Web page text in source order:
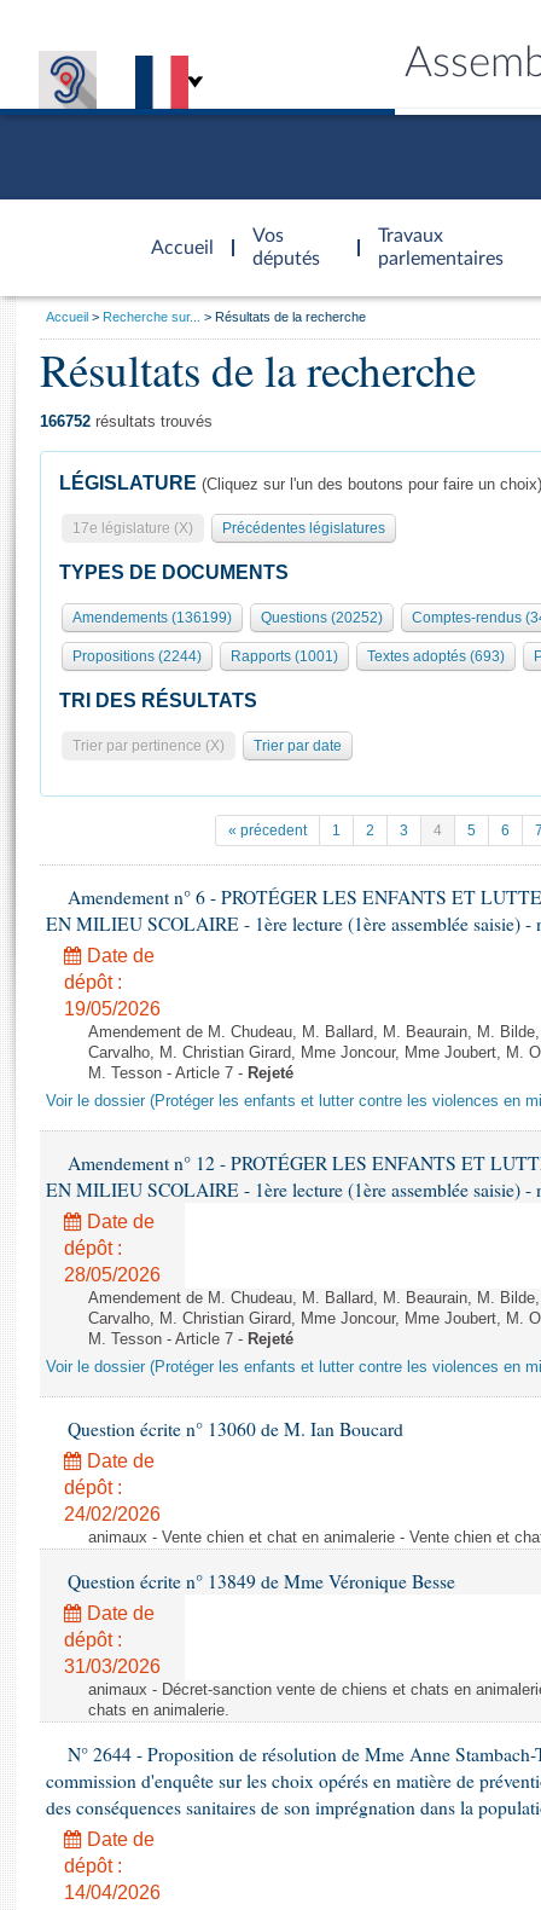
Accueil
d'accueil
Vos
députés
Travaux
parlementaires
Présidence
577 députés
Groupes politiques
Séance publique
Commissions et autres organes
Europe et International
Pétitions
Projets de loi
Propositions de loi
Amendements
Textes adoptés
Rapports d'information
Dossiers législatifs
Budget et sécurité sociale
Questions écrites et orales
Comptes rendus des débats
Général
Rôle et pouvoirs de l'Assemblée
Organisation de l'Assemblée
Présidence Conférence des Présidents Bureau Collège des
Statistiques et chiffres clés
Documents de référence
( Constitution | Règlement de l'Assemblée ... )
Juniors
Anciennes législatures
Liens vers les sites publics
Visiter l'Assemblée
Visite virtuelle du palais Bourbon
Assister à une séance
Contacts et plan d'accès
Photos libres de droit
Vous
Accueil Recherche sur... Résultats de la recherche
Résultats de la recherche
166752 résultats trouvés
LÉGISLATURE (Cliquez sur l'un des boutons pour faire un choix)
17e législature (X) Précédentes législatures
TYPES DE DOCUMENTS
Amendements (136199) Questions (20252) Comptes-rendus
Propositions (2244) Rapports (1001) Textes adoptés (693)
TRI DES RÉSULTATS
Trier par pertinence (X) Trier par date
« précedent 1 2 3 4 5 6
Amendement n° 6 - PROTÉGER LES ENFANTS ET
EN MILIEU SCOLAIRE - 1ère lecture (1ère assemblée saisie) -
Date de
dépôt :
19/05/2026
Amendement de M. Chudeau, M. Ballard, M. Beaurain, M.
Carvalho, M. Christian Girard, Mme Joncour, Mme Joubert, M.
M. Tesson - Article 7 - Rejeté
Voir le dossier (Protéger les enfants et lutter contre les violences en
Amendement n° 12 - PROTÉGER LES ENFANTS ET
EN MILIEU SCOLAIRE - 1ère lecture (1ère assemblée saisie) -
Date de
dépôt :
28/05/2026
Amendement de M. Chudeau, M. Ballard, M. Beaurain, M.
Carvalho, M. Christian Girard, Mme Joncour, Mme Joubert, M.
M. Tesson - Article 7 - Rejeté
Voir le dossier (Protéger les enfants et lutter contre les violences en
Question écrite n° 13060 de M. Ian Boucard
Date de
dépôt :
24/02/2026
animaux - Vente chien et chat en animalerie - Vente chien et
Question écrite n° 13849 de Mme Véronique Besse
Date de
dépôt :
31/03/2026
animaux - Décret-sanction vente de chiens et chats en
chats en animalerie.
N° 2644 - Proposition de résolution de Mme Anne
commission d'enquête sur les choix opérés en matière de
des conséquences sanitaires de son imprégnation dans la
Date de
dépôt :
14/04/2026